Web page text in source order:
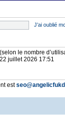
J’ai oublié
le nombre
juillet 2026 17:51
est